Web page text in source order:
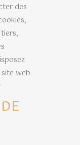
des
web.